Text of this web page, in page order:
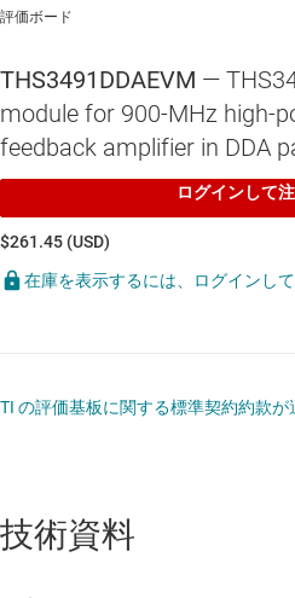
評価ボード
THS3491DDAEVM —
module for 900-MHz high-
feedback amplifier in DDA
ログインして
$261.45 (USD)
在庫を表示するには、ログインして
TI の評価基板に関する標準契約約款が
技術資料